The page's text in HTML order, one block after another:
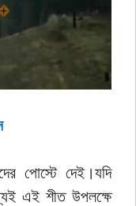
পোস্টে দেই।যদি
এই শীত উপলক্ষে